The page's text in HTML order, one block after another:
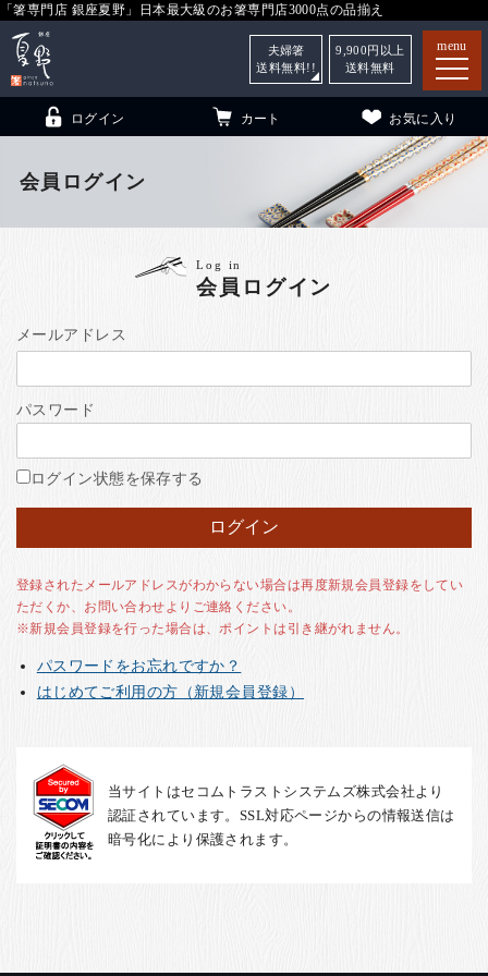
「箸専門店 銀座夏野」日本最大級のお箸専門店3000点の品揃え
menu
（贈答用・自宅用）
銀座夏野・箸長
ご利用ガイド
お客様の声
お知らせ
English
ログイン カート お気に入り
夫婦箸
送料無料!!
9,900 円以上
送料無料
会員ログイン
Log in
会員ログイン
メールアドレス
パスワード
ログイン状態を保存する
登録されたメールアドレスがわからない場合は再度新規会員登録をしてい
ただくか、お問い合わせよりご連絡ください。
※新規会員登録を行った場合は、ポイントは引き継がれません。
パスワードをお忘れですか？
はじめてご利用の方（新規会員登録）
当サイトはセコムトラストシステムズ株式会社より
認証されています。SSL対応ページからの情報送信は
暗号化により保護されます。